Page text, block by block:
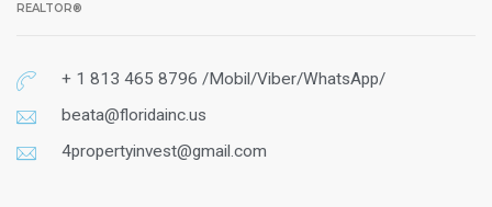
REALTOR®
+ 1 813 465 8796 /Mobil/Viber/WhatsApp/
beata@floridainc.us
4propertyinvest@gmail.com